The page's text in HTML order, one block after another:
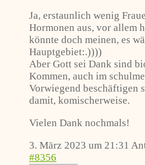
Ja, erstaunlich wenig
Hormonen aus, vor allem
könnte doch meinen, es
Hauptgebiet:.))))
Aber Gott sei Dank sind
Kommen, auch im
Vorwiegend beschäftigen
damit, komischerweise.
Vielen Dank nochmals!
3. März 2023 um 21:31
#8356